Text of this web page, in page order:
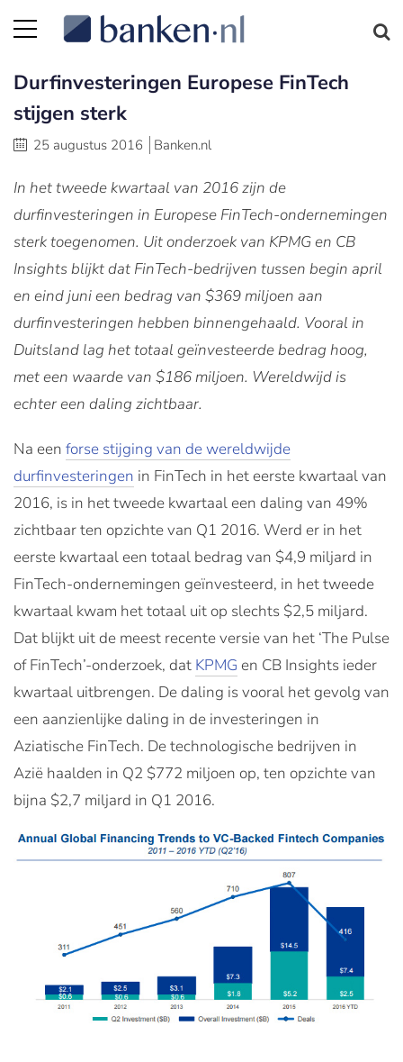
Durfinvesteringen Europese FinTech
stijgen sterk
25 augustus 2016 Banken.nl
In het tweede kwartaal van 2016 zijn de
durfinvesteringen in Europese FinTech-ondernemingen
sterk toegenomen. Uit onderzoek van KPMG en CB
Insights blijkt dat FinTech-bedrijven tussen begin april
en eind juni een bedrag van $369 miljoen aan
durfinvesteringen hebben binnengehaald. Vooral in
Duitsland lag het totaal geïnvesteerde bedrag hoog,
met een waarde van $186 miljoen. Wereldwijd is
echter een daling zichtbaar.
Na een forse stijging van de wereldwijde
durfinvesteringen in FinTech in het eerste kwartaal van
2016, is in het tweede kwartaal een daling van 49%
zichtbaar ten opzichte van Q1 2016. Werd er in het
eerste kwartaal een totaal bedrag van $4,9 miljard in
FinTech-ondernemingen geïnvesteerd, in het tweede
kwartaal kwam het totaal uit op slechts $2,5 miljard.
Dat blijkt uit de meest recente versie van het ‘The Pulse
of FinTech’-onderzoek, dat KPMG en CB Insights ieder
kwartaal uitbrengen. De daling is vooral het gevolg van
een aanzienlijke daling in de investeringen in
Aziatische FinTech. De technologische bedrijven in
Azië haalden in Q2 $772 miljoen op, ten opzichte van
bijna $2,7 miljard in Q1 2016.